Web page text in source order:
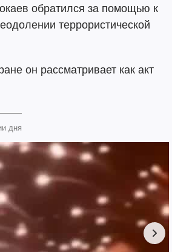
обратился за помощью к
террористической
он рассматривает как акт
дня